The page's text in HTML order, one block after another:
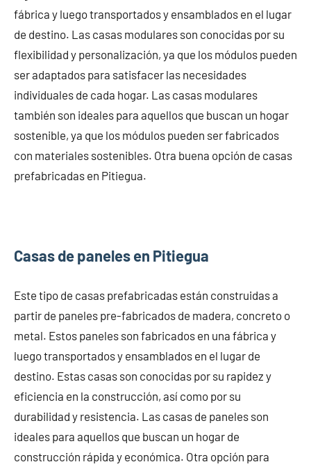
fábrica y luego transportados y ensamblados en el lugar
de destino. Las casas modulares son conocidas por su
flexibilidad y personalización, ya que los módulos pueden
ser adaptados para satisfacer las necesidades
individuales de cada hogar. Las casas modulares
también son ideales para aquellos que buscan un hogar
sostenible, ya que los módulos pueden ser fabricados
con materiales sostenibles. Otra buena opción de casas
prefabricadas en Pitiegua.
Casas de paneles en Pitiegua
Este tipo de casas prefabricadas están construidas a
partir de paneles pre-fabricados de madera, concreto o
metal. Estos paneles son fabricados en una fábrica y
luego transportados y ensamblados en el lugar de
destino. Estas casas son conocidas por su rapidez y
eficiencia en la construcción, así como por su
durabilidad y resistencia. Las casas de paneles son
ideales para aquellos que buscan un hogar de
construcción rápida y económica. Otra opción para